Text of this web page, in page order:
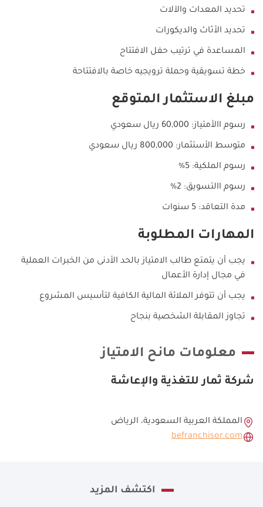
تحديد المعدات والآلات
تحديد الأثاث والديكورات
المساعدة في ترتيب حفل الافتتاح
خطة تسويقية وحملة ترويجيه خاصة بالافتتاحة
مبلغ الاستثمار المتوقع
​رسوم االأمتياز: 60,000 ريال سعودي
متوسط الأستثمار: 800,000 ريال سعودي
رسوم الملكية: 5%
رسوم االتسويق: 2%
مدة التعاقد: 5 سنوات
المهارات المطلوبة
يجب أن يتمتع طالب الامتياز بالحد الأدنى من الخبرات العملية
في مجال إدارة الأعمال
يجب أن تتوفر الملائة المالية الكافية لتأسيس المشروع
تجاوز المقابلة الشخصية بنجاح
معلومات مانح الامتياز
شركة ثمار للتغذية والإعاشة
المملكة العربية السعودية، الرياض
befranchisor.com
اكتشف المزيد